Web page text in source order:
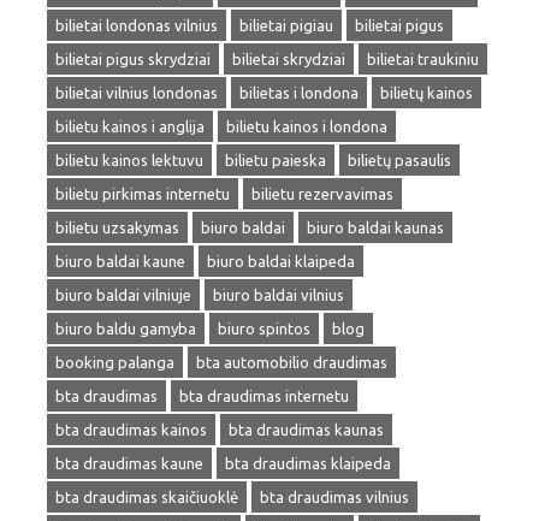
bilietai londonas vilnius
bilietai pigiau
bilietai pigus
bilietai pigus skrydziai
bilietai skrydziai
bilietai traukiniu
bilietai vilnius londonas
bilietas i londona
bilietų kainos
bilietu kainos i anglija
bilietu kainos i londona
bilietu kainos lektuvu
bilietu paieska
bilietų pasaulis
bilietu pirkimas internetu
bilietu rezervavimas
bilietu uzsakymas
biuro baldai
biuro baldai kaunas
biuro baldai kaune
biuro baldai klaipeda
biuro baldai vilniuje
biuro baldai vilnius
biuro baldu gamyba
biuro spintos
blog
booking palanga
bta automobilio draudimas
bta draudimas
bta draudimas internetu
bta draudimas kainos
bta draudimas kaunas
bta draudimas kaune
bta draudimas klaipeda
bta draudimas skaičiuoklė
bta draudimas vilnius